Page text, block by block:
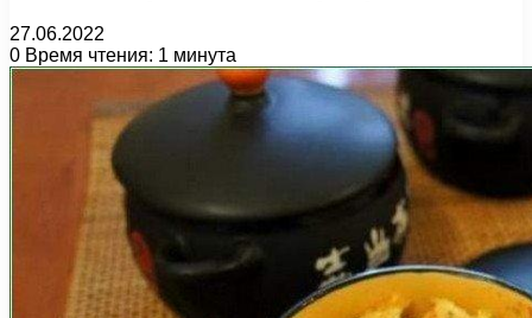
27.06.2022
0 Время чтения: 1 минута